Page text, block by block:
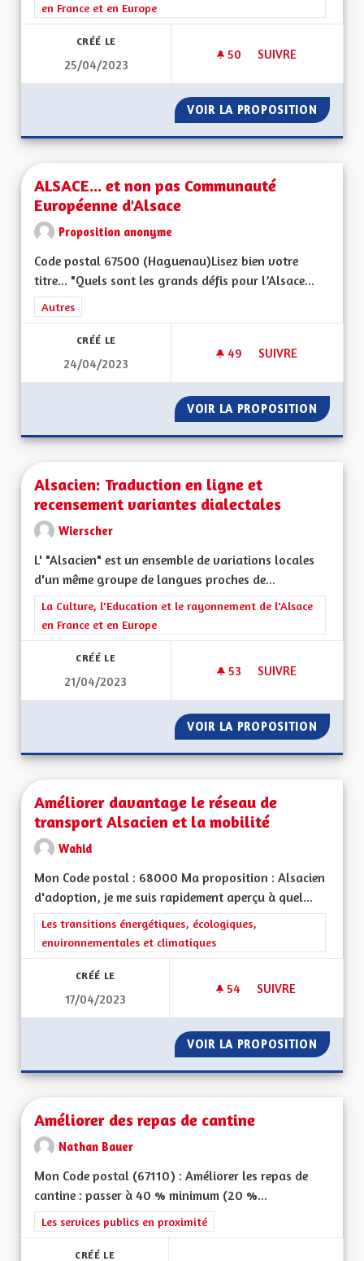
en France et en Europe
CRÉÉ LE
25/04/2023
50 50 ABONNÉS
SUIVRE
VOIR LA PROPOSITION
ALSACE... et non pas Communauté
Européenne d'Alsace
Proposition anonyme
Code postal 67500 (Haguenau)Lisez bien votre
titre... "Quels sont les grands défis pour l’Alsace...
Filtrer les résultats de la catégorie : Autres
Autres
CRÉÉ LE
24/04/2023
49 49 ABONNÉS
SUIVRE
VOIR LA PROPOSITION
Alsacien: Traduction en ligne et
recensement variantes dialectales
Wierscher
L' "Alsacien" est un ensemble de variations locales
d'un même groupe de langues proches de...
Filtrer les résultats de la catégorie : La Culture, l'Education et
La Culture, l'Education et le rayonnement de l'Alsace
en France et en Europe
CRÉÉ LE
21/04/2023
53 53 ABONNÉS
SUIVRE
VOIR LA PROPOSITION
Améliorer davantage le réseau de
transport Alsacien et la mobilité
Wahid
Mon Code postal : 68000 Ma proposition : Alsacien
d'adoption, je me suis rapidement aperçu à quel...
Filtrer les résultats de la catégorie : Les transitions
Les transitions énergétiques, écologiques,
environnementales et climatiques
CRÉÉ LE
17/04/2023
54 54 ABONNÉS
SUIVRE
VOIR LA PROPOSITION
Améliorer des repas de cantine
Nathan Bauer
Mon Code postal (67110) : Améliorer les repas de
cantine : passer à 40 % minimum (20 %...
Filtrer les résultats de la catégorie : Les services publics en
Les services publics en proximité
CRÉÉ LE